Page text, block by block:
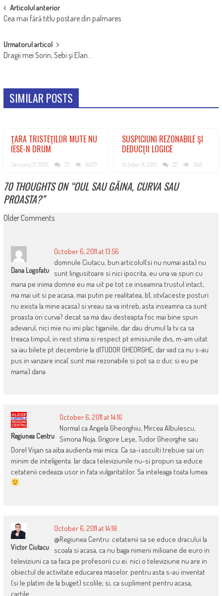
POST
NAVIGATION
Articolul anterior
Cea mai fără titlu postare din palmares
Urmatorul articol
Dragii mei Sorin, Sebi şi Elan…
SIMILAR POSTS
ŢARA TRISTEŢILOR MUTE NU
IESE-N DRUM
January 27, 2010 72 6073
SUSPICIUNI REZONABILE ŞI
DEDUCŢII LOGICE
October 31, 2013 22 3415
70 THOUGHTS ON “OUL SAU GĂINA, CURVA SAU
PROASTA?”
COMMENT
Older Comments
Dana Logofatu
October 6, 2011 at 13:56
domnule Ciutacu, bun articolul(si nu numai asta) nu
sunt lingusitoare si nici ipocrita, eu una va spun cu
mana pe inima domne eu ma uit pe tot ce inseamna trustul intact,
ma mai uit si pe acasa, mai putin pe realitatea, b1, otv(aceste posturi
nu exista la mine acasa) si vreau sa va intreb, asta inseamna ca sunt
proasta ori curva? decat sa ma dau desteapta foc mai bine spun
adevarul, nici mie nu imi plac tiganiile, dar dau drumul la tv ca sa
treaca timpul, in rest stima si respect pt emisiunile dvs, m-am uitat
sa iau bilete pt decembrie la dlTUDOR GHEORGHE, dar vad ca nu s-au
pus in vanzare inca( sunt mai rezonabile si pot sa o duc si eu pe
mama).dana
Regiunea Centru
October 6, 2011 at 14:16
Normal ca Angela Gheorghiu, Mircea Albulescu,
Simona Noja, Grigore Leşe, Tudor Gheorghe sau
Dorel Vişan sa aiba audienta mai mica. Ca sa-i asculti trebuie sai un
minim de inteligenta. Iar daca televiziunile nu-si propun sa educe
cetatenii cedeaza usor in fata vulgaritatilor. Sa inteleaga toata lumea
Victor Ciutacu
October 6, 2011 at 14:18
@Regiunea Centru: cetatenii sa se educe dracului la
scoala si acasa, ca nu baga nimeni milioane de euro in
televiziuni ca sa faca pe profesorii cu ei. nici o televiziune nu are in
obiectul de activitate educarea maselor. pentru asta s-au inventat
(si le platim de la buget) scolile; si, ca supliment pentru acasa,
cartile